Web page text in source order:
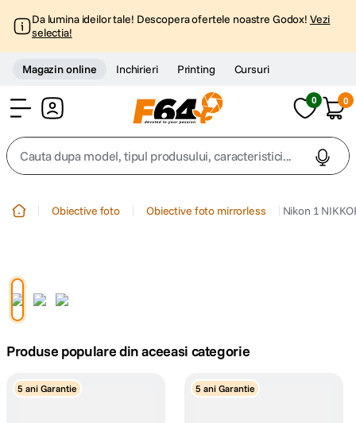
Da lumina ideilor tale! Descopera ofertele noastre Godox! Vezi
selectia!
Magazin online Inchirieri Printing Cursuri
0 0
Cauta dupa model, tipul produsului, caracteristici...
4. peak design
5. canon sx740 hs
Obiective foto Obiective foto mirrorless Nikon 1
Produse populare din aceeasi categorie
5 ani Garantie 5 ani Garantie